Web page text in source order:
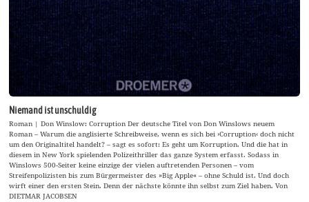
Niemand ist unschuldig
Roman | Don Winslow: Corruption Der deutsche Titel von Don Winslows neuem
Roman – Warum die anglisierte Schreibweise, wenn es sich bei ›Corruption‹ doch nicht
um den Originaltitel handelt? – sagt es sofort: Es geht um Korruption. Und die hat in
diesem in New York spielenden Polizeithriller das ganze System erfasst. Sodass in
Winslows 500-Seiter keine einzige der vielen auftretenden Personen – vom
Streifenpolizisten bis zum Bürgermeister des »Big Apple« – ohne Schuld ist. Und doch
wirft einer den ersten Stein. Denn der nächste könnte ihn selbst zum Ziel haben. Von
DIETMAR JACOBSEN